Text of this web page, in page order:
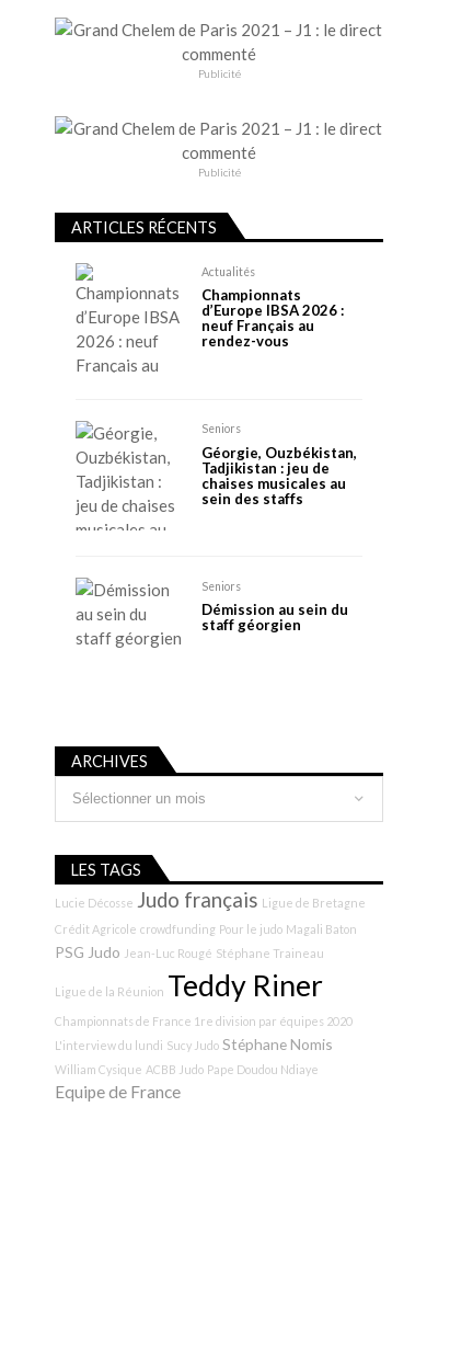
Publicité
Publicité
ARTICLES RÉCENTS
Actualités
Championnats
d’Europe IBSA 2026 :
neuf Français au
rendez-vous
Seniors
Géorgie, Ouzbékistan,
Tadjikistan : jeu de
chaises musicales au
sein des staffs
Seniors
Démission au sein du
staff géorgien
ARCHIVES
LES TAGS
Lucie Décosse Judo français Ligue de Bretagne
Crédit Agricole crowdfunding Pour le judo Magali Baton
PSG Judo Jean-Luc Rougé Stéphane Traineau
Ligue de la Réunion Teddy Riner
Championnats de France 1re division par équipes 2020
L'interview du lundi Sucy Judo Stéphane Nomis
William Cysique ACBB Judo Pape Doudou Ndiaye
Equipe de France